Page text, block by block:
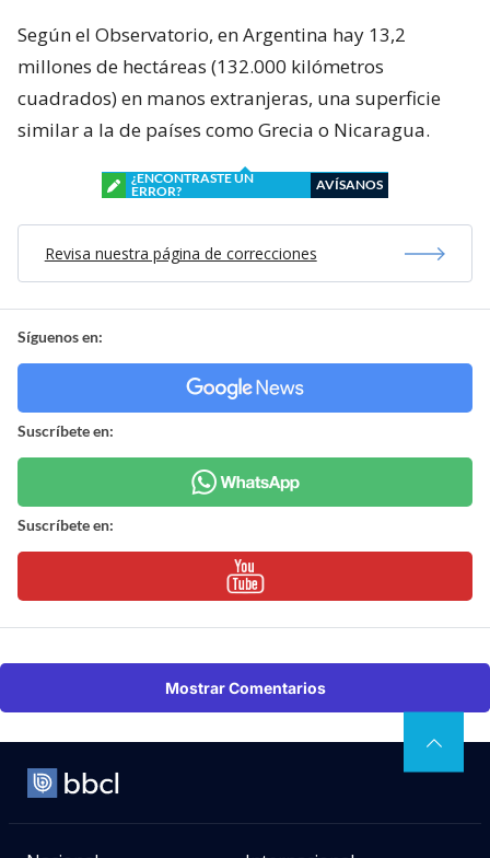
Según el Observatorio, en Argentina hay 13,2
millones de hectáreas (132.000 kilómetros
cuadrados) en manos extranjeras, una superficie
similar a la de países como Grecia o Nicaragua.
¿ENCONTRASTE UN
ERROR?
AVÍSANOS
Revisa nuestra página de correcciones
Síguenos en:
Suscríbete en:
Suscríbete en:
Mostrar Comentarios